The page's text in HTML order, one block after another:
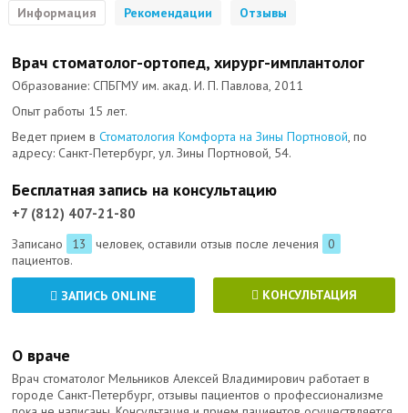
Информация Рекомендации Отзывы
Врач стоматолог-ортопед, хирург-имплантолог
Образование: СПБГМУ им. акад. И. П. Павлова, 2011
Опыт работы 15 лет.
Ведет прием вСтоматология Комфорта на Зины Портновой, по
адресу: Санкт-Петербург, ул. Зины Портновой, 54.
Бесплатная запись на консультацию
+7 (812) 407-21-80
Записано 13 человек, оставили отзыв после лечения
0
пациентов.
ЗАПИСЬ ONLINE КОНСУЛЬТАЦИЯ
О враче
Врач стоматолог Мельников Алексей Владимирович работает в
городе Санкт-Петербург, отзывы пациентов о профессионализме